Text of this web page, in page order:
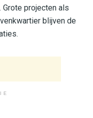
projecten als
blijven de